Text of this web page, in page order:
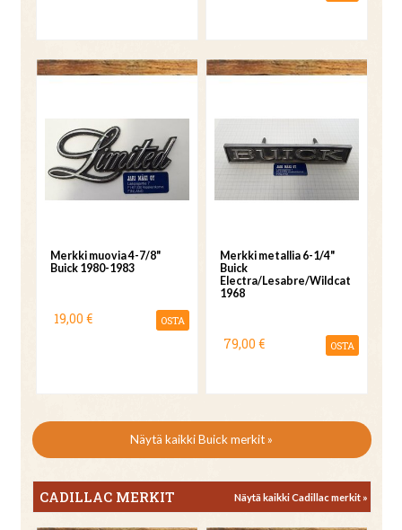
Merkki muovia 4-7/8"
Buick 1980-1983
19,00 € OSTA
Merkki metallia 6-1/4"
Buick
Electra/Lesabre/Wildcat
1968
79,00 € OSTA
Näytä kaikki Buick merkit »
CADILLAC MERKIT Näytä kaikki Cadillac merkit »